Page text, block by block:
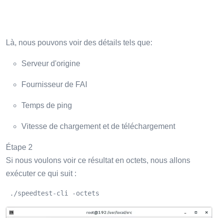
Là, nous pouvons voir des détails tels que:
Serveur d'origine
Fournisseur de FAI
Temps de ping
Vitesse de chargement et de téléchargement
Étape 2
Si nous voulons voir ce résultat en octets, nous allons
exécuter ce qui suit :
./speedtest-cli -octets